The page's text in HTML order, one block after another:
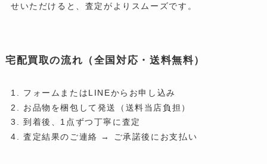
せいただけると、査定がよりスムーズです。
宅配買取の流れ（全国対応・送料無料）
フォームまたはLINEからお申し込み
お品物を梱包して発送（送料当店負担）
到着後、1点ずつ丁寧に査定
査定結果のご連絡 → ご承諾後にお支払い